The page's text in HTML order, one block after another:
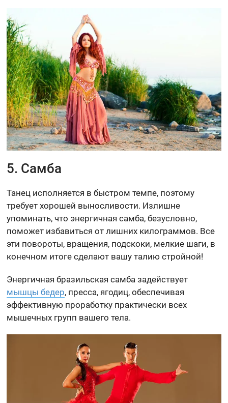
5. Самба
Танец исполняется в быстром темпе, поэтому
требует хорошей выносливости. Излишне
упоминать, что энергичная самба, безусловно,
поможет избавиться от лишних килограммов. Все
эти повороты, вращения, подскоки, мелкие шаги, в
конечном итоге сделают вашу талию стройной!
Энергичная бразильская самба задействует
мышцы бедер, пресса, ягодиц, обеспечивая
эффективную проработку практически всех
мышечных групп вашего тела.